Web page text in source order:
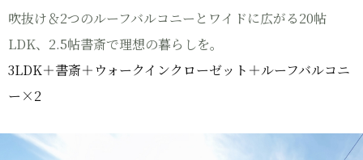
吹抜け＆2つのルーフバルコニーとワイドに広がる20帖
LDK、2.5帖書斎で理想の暮らしを。
3LDK＋書斎＋ウォークインクローゼット＋ルーフバルコニ
ー×2